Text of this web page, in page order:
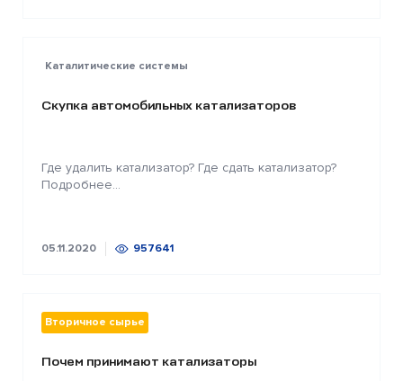
Каталитические системы
Скупка автомобильных катализаторов
Где удалить катализатор? Где сдать катализатор?
Подробнее...
05.11.2020 957641
Вторичное сырье
Почем принимают катализаторы